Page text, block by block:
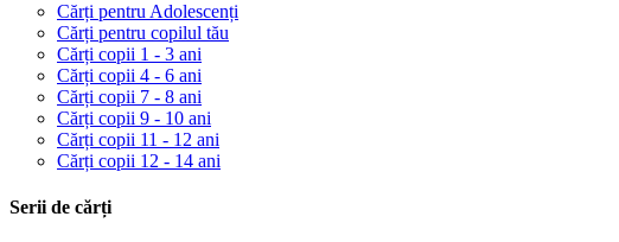
Cărți pentru Adolescenți
Cărți pentru copilul tău
Cărți copii 1 - 3 ani
Cărți copii 4 - 6 ani
Cărți copii 7 - 8 ani
Cărți copii 9 - 10 ani
Cărți copii 11 - 12 ani
Cărți copii 12 - 14 ani
Serii de cărți